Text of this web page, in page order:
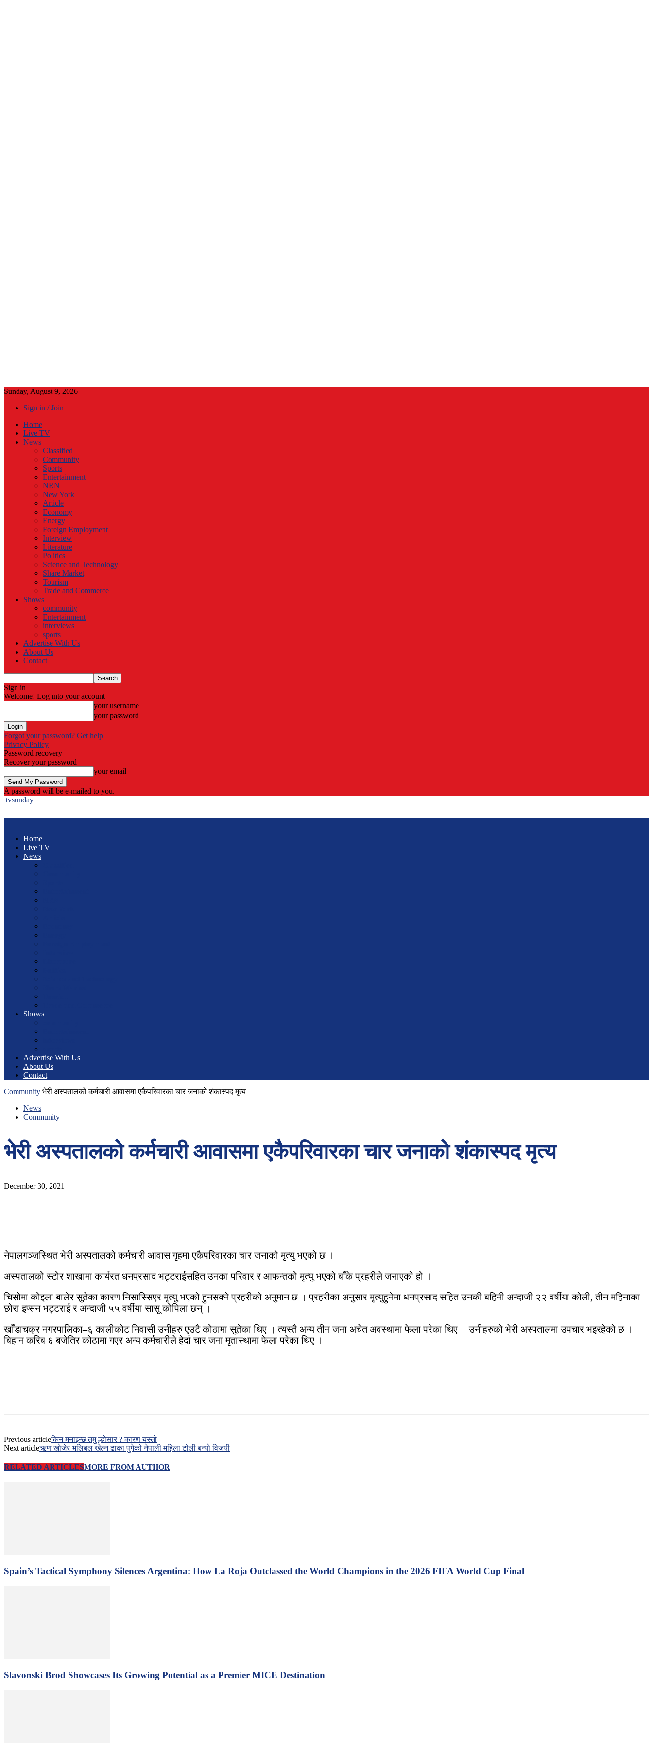
Sunday, August 9, 2026
Sign in / Join
Home
Live TV
News
Classified
Community
Sports
Entertainment
NRN
New York
Article
Economy
Energy
Foreign Employment
Interview
Literature
Politics
Science and Technology
Share Market
Tourism
Trade and Commerce
Shows
community
Entertainment
interviews
sports
Advertise With Us
About Us
Contact
Sign in
Welcome! Log into your account
your username
your password
Forgot your password? Get help
Privacy Policy
Password recovery
Recover your password
your email
A password will be e-mailed to you.
tvsunday
Home
Live TV
News
Shows
Advertise With Us
About Us
Contact
Community भेरी अस्पतालको कर्मचारी आवासमा एकैपरिवारका चार जनाको शंकास्पद मृत्य
News
Community
भेरी अस्पतालको कर्मचारी आवासमा एकैपरिवारका चार जनाको शंकास्पद मृत्य
December 30, 2021
नेपालगञ्जस्थित भेरी अस्पतालको कर्मचारी आवास गृहमा एकैपरिवारका चार जनाको मृत्यु भएको छ ।
अस्पतालको स्टोर शाखामा कार्यरत धनप्रसाद भट्टराईसहित उनका परिवार र आफन्तको मृत्यु भएको बाँके प्रहरीले जनाएको हो ।
चिसोमा कोइला बालेर सुतेका कारण निसास्सिएर मृत्यु भएको हुनसक्ने प्रहरीको अनुमान छ । प्रहरीका अनुसार मृत्युहुनेमा धनप्रसाद सहित उनकी बहिनी अन्दाजी २२ वर्षीया कोली, तीन महिनाका
छोरा इप्सन भट्टराई र अन्दाजी ५५ वर्षीया सासू कोपिला छन् ।
खाँडाचक्र नगरपालिका–६ कालीकोट निवासी उनीहरु एउटै कोठामा सुतेका थिए । त्यस्तै अन्य तीन जना अचेत अवस्थामा फेला परेका थिए । उनीहरुको भेरी अस्पतालमा उपचार भइरहेको छ ।
बिहान करिब ६ बजेतिर कोठामा गएर अन्य कर्मचारीले हेर्दा चार जना मृतास्थामा फेला परेका थिए ।
Previous articleकिन मनाइन्छ तमु ल्होसार ? कारण यस्तो
Next articleऋण खोजेर भलिबल खेल्न ढाका पुगेको नेपाली महिला टोली बन्यो विजयी
RELATED ARTICLESMORE FROM AUTHOR
Spain’s Tactical Symphony Silences Argentina: How La Roja Outclassed the World Champions in the 2026 FIFA World Cup Final
Slavonski Brod Showcases Its Growing Potential as a Premier MICE Destination